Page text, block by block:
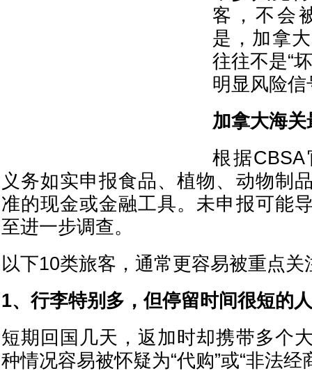
客，不会
是，加拿
往往不是“
明显风险
加拿大海
根据
义务如实申报食品、植物、动物制
准的现金或金融工具。未申报可能
至进一步调查。
以下10类旅客，通常更容易被重点关
1、行李特别多，但停留时间很短的人
短期回国几天，返加时却携带多个
种情况容易被怀疑为“代购”或“非法经